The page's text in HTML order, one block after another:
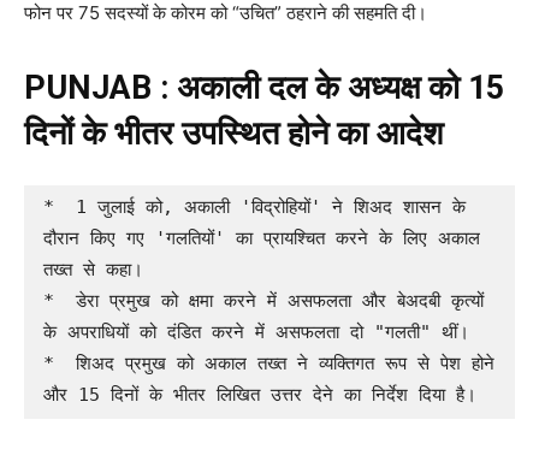
फोन पर 75 सदस्यों के कोरम को “उचित” ठहराने की सहमति दी।
PUNJAB : अकाली दल के अध्यक्ष को 15
दिनों के भीतर उपस्थित होने का आदेश
*  1 जुलाई को, अकाली 'विद्रोहियों' ने शिअद शासन के
दौरान किए गए 'गलतियों' का प्रायश्चित करने के लिए अकाल
तख्त से कहा।
*  डेरा प्रमुख को क्षमा करने में असफलता और बेअदबी कृत्यों
के अपराधियों को दंडित करने में असफलता दो "गलती" थीं।
*  शिअद प्रमुख को अकाल तख्त ने व्यक्तिगत रूप से पेश होने
और 15 दिनों के भीतर लिखित उत्तर देने का निर्देश दिया है।